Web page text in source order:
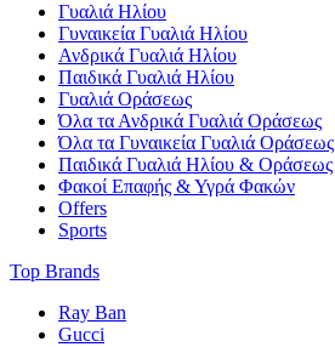
Γυαλιά Ηλίου
Γυναικεία Γυαλιά Ηλίου
Ανδρικά Γυαλιά Ηλίου
Παιδικά Γυαλιά Ηλίου
Γυαλιά Οράσεως
Όλα τα Ανδρικά Γυαλιά Οράσεως
Όλα τα Γυναικεία Γυαλιά Οράσεως
Παιδικά Γυαλιά Ηλίου & Οράσεως
Φακοί Επαφής & Υγρά Φακών
Offers
Sports
Top Brands
Ray Ban
Gucci